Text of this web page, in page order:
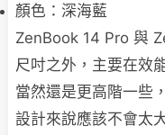
顏色：深海藍
ZenBook 14 Pro 與
尺吋之外，主要在效
當然還是更高階一些
設計來說應該不會太